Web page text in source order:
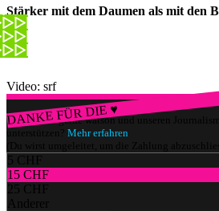
Stärker mit dem Daumen als mit den
Video: srf
DANKE FÜR DIE ♥
Würdest du gerne watson und unseren
unterstützen? Mehr erfahren
(Du wirst umgeleitet, um die Zahlung
5 CHF
15 CHF
25 CHF
Anderer